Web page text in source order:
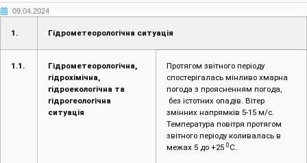
09.04.2024
1. Гідрометеорологічна ситуація
1.1.
Гідрометеорологічна,
гідрохімічна,
гідроекологічна та
гідрогеологічна
ситуація
Протягом звітного періоду
спостерігалась мінливо хмарна
погода з проясненням погода,
без істотних опадів. Вітер
змінних напрямків 5-15 м/с.
Температура повітря протягом
звітного періоду коливалась в
межах 5 до +25 0 С.